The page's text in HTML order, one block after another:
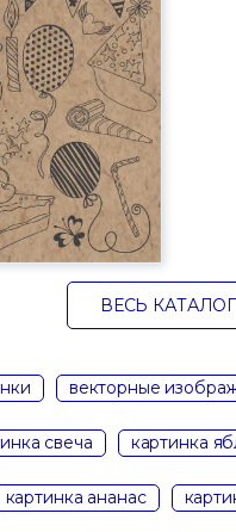
ВЕСЬ КАТАЛОГ
векторные
свеча картинка
картинка ананас